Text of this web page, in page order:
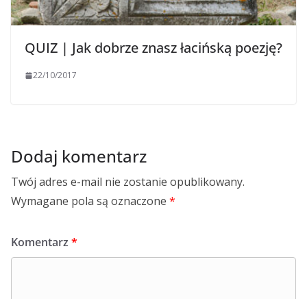
QUIZ | Jak dobrze znasz łacińską poezję?
22/10/2017
Dodaj komentarz
Twój adres e-mail nie zostanie opublikowany.
Wymagane pola są oznaczone *
Komentarz *